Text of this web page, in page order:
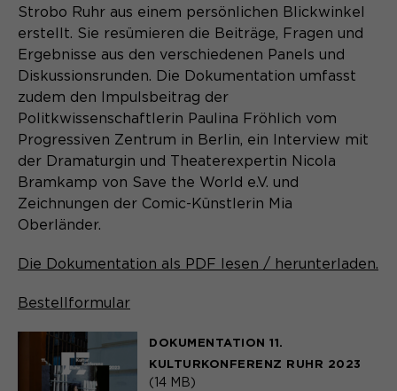
Strobo Ruhr aus einem persönlichen Blickwinkel
erstellt. Sie resümieren die Beiträge, Fragen und
Ergebnisse aus den verschiedenen Panels und
Diskussionsrunden. Die Dokumentation umfasst
zudem den Impulsbeitrag der
Politkwissenschaftlerin Paulina Fröhlich vom
Progressiven Zentrum in Berlin, ein Interview mit
der Dramaturgin und Theaterexpertin Nicola
Bramkamp von Save the World e.V. und
Zeichnungen der Comic-Künstlerin Mia
Oberländer.
Die Dokumentation als PDF lesen / herunterladen.
Bestellformular
DOKUMENTATION 11.
KULTURKONFERENZ RUHR 2023
(14 MB)
Name be_typo_user
Anbieter TYPO3
Zweck
Dieser Cookie teilt der Webseite mit,
ob ein Besucher im Typo3-Backend
angemeldet ist und die Rechte besitzt
Name cookie_optin
Anbieter Sgalinski
Laufzeit 1 Monat
Anbieter
Laufzeit 6 Monate
Zweck Speichert die Herkunft des Besuchers.
Name MATOMO_SESSID
Anbieter Matomo
Zweck
personenbezogene Daten.